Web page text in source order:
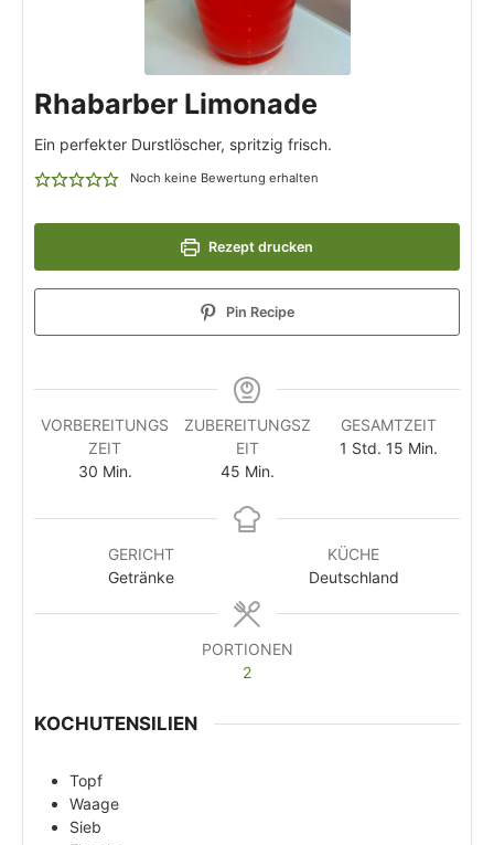
Rhabarber Limonade
Ein perfekter Durstlöscher, spritzig frisch.
Noch keine Bewertung erhalten
Rezept drucken
Pin Recipe
VORBEREITUNGS
ZEIT
30 Min.
ZUBEREITUNGSZ
EIT
45 Min.
GESAMTZEIT
1 Std. 15 Min.
GERICHT
Getränke
KÜCHE
Deutschland
PORTIONEN
2
KOCHUTENSILIEN
Topf
Waage
Sieb